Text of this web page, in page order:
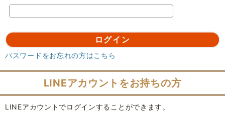
パスワードをお忘れの方はこちら
LINEアカウントをお持ちの方
LINEアカウントでログインすることができます。